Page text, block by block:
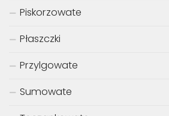
Piskorzowate
Płaszczki
Przylgowate
Sumowate